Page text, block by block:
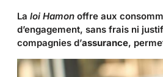
La loi Hamon offre aux
d’engagement, sans frais ni
compagnies d’assurance,